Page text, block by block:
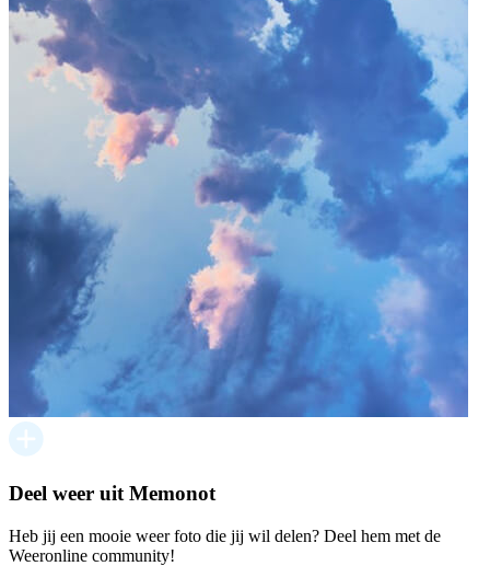
Deel weer uit Memonot
Heb jij een mooie weer foto die jij wil delen? Deel hem met de
Weeronline community!